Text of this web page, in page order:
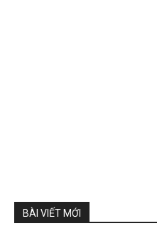
BÀI VIẾT MỚI